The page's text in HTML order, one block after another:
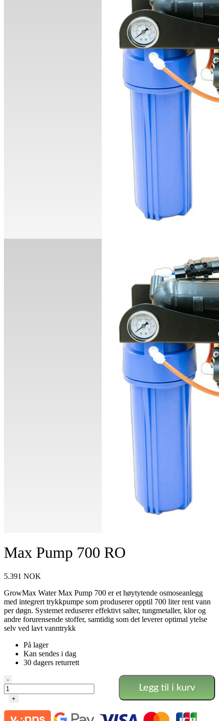
Max Pump 700 RO
5.391 NOK
GrowMax Water Max Pump 700 er et høytytende osmoseanlegg
med integrert trykkpumpe som produserer opptil 700 liter rent vann
per døgn. Systemet reduserer effektivt salter, tungmetaller, klor og
andre forurensende stoffer, samtidig som det leverer optimal ytelse
selv ved lavt vanntrykk
På lager
Kan sendes i dag
30 dagers returrett
Max
Pump
700
antall
-
+
Legg til i kurv